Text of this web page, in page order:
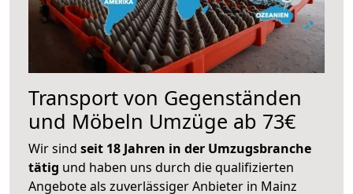
Transport von Gegenständen
und Möbeln Umzüge ab 73€
Wir sind seit 18 Jahren in der Umzugsbranche
tätig und haben uns durch die qualifizierten
Angebote als zuverlässiger Anbieter in Mainz